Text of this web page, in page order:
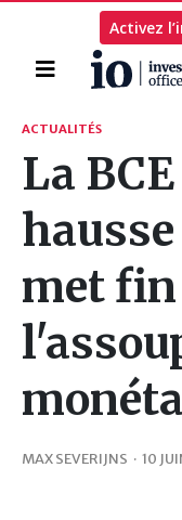
Accueil
Activez
Rechercher
ACTUALITÉS
La
met fin
MAX SEVERIJNS · 10